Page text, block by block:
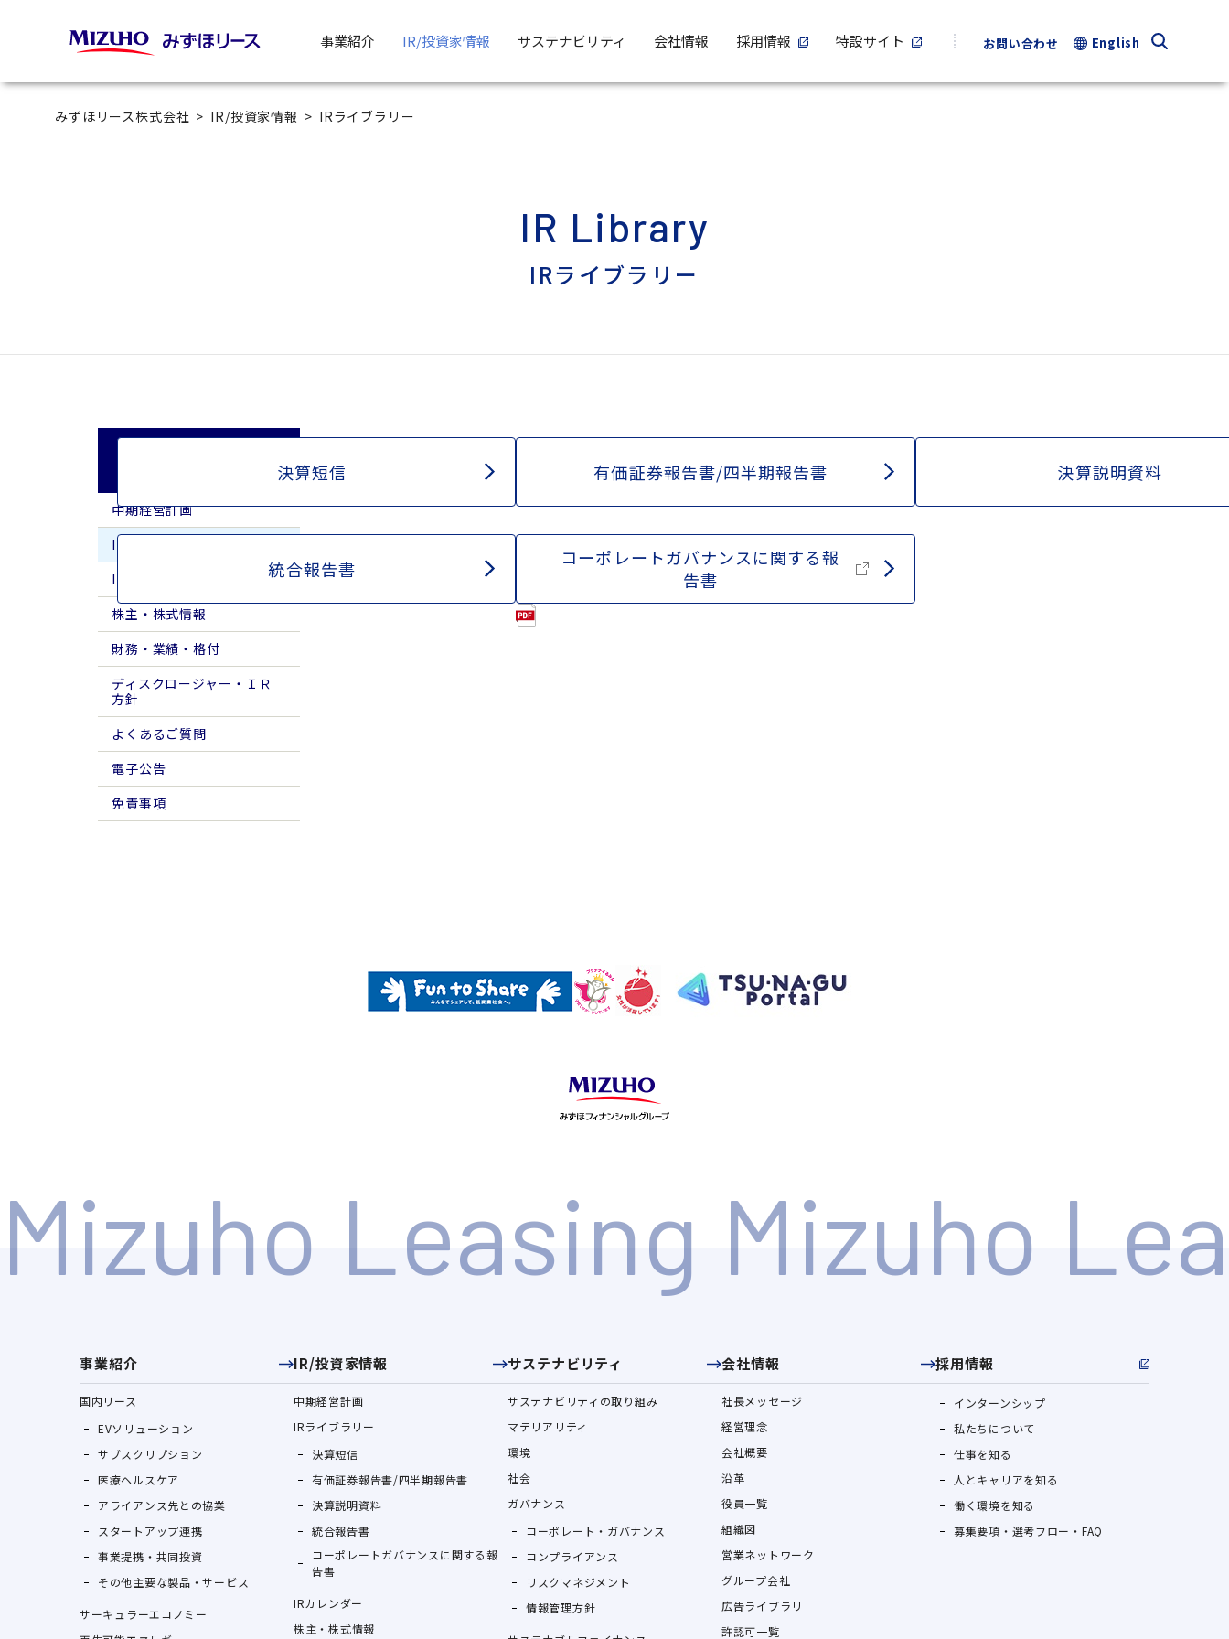
事業紹介 IR/投資家情報 サステナビリティ 会社情報 採用情報 特設サイト お問い合わせ English
みずほリース株式会社 IR/投資家情報 IRライブラリー
IR Library
IRライブラリー
中期経営計画
IRライブラリー
IRカレンダー
株主・株式情報
財務・業績・格付
ディスクロージャー・ＩＲ
方針
よくあるご質問
電子公告
免責事項
決算短信 有価証券報告書/四半期報告書 決算説明資料
統合報告書
コーポレートガバナンスに関する報
告書
事業紹介
国内リース
EVソリューション
サブスクリプション
医療ヘルスケア
アライアンス先との協業
スタートアップ連携
事業提携・共同投資
その他主要な製品・サービス
サーキュラーエコノミー
IR/投資家情報
中期経営計画
IRライブラリー
決算短信
有価証券報告書/四半期報告書
決算説明資料
統合報告書
コーポレートガバナンスに関する報
告書
IRカレンダー
株主・株式情報
サステナビリティ
サステナビリティの取り組み
マテリアリティ
環境
社会
ガバナンス
コーポレート・ガバナンス
コンプライアンス
リスクマネジメント
情報管理方針
会社情報
社長メッセージ
経営理念
会社概要
沿革
役員一覧
組織図
営業ネットワーク
グループ会社
広告ライブラリ
許認可一覧
採用情報
インターンシップ
私たちについて
仕事を知る
人とキャリアを知る
働く環境を知る
募集要項・選考フロー・FAQ